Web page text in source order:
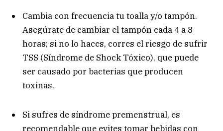
Cambia con frecuencia tu toalla y/o tampón.
Asegúrate de cambiar el tampón cada 4 a 8
horas; si no lo haces, corres el riesgo de sufrir
TSS (Síndrome de Shock Tóxico), que puede
ser causado por bacterias que producen
toxinas.
Si sufres de síndrome premenstrual, es
recomendable que evites tomar bebidas con